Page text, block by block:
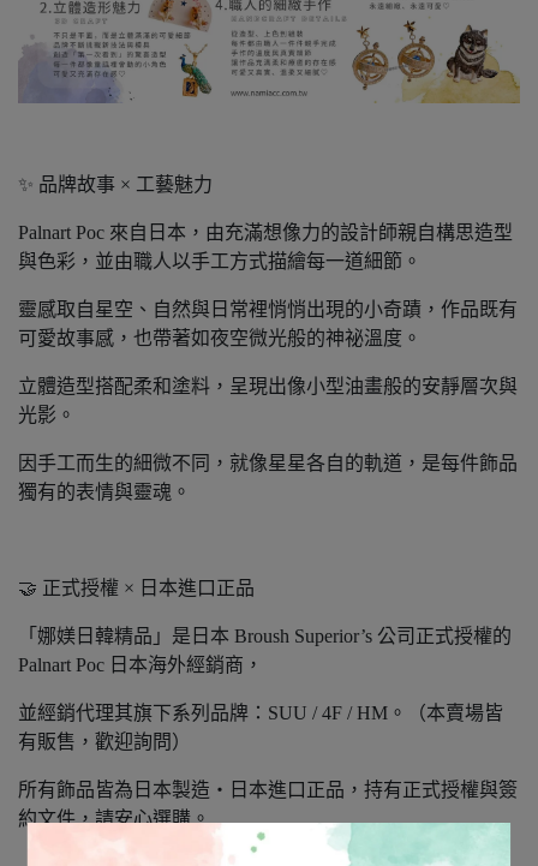
✨ 品牌故事 × 工藝魅力
Palnart Poc 來自日本，由充滿想像力的設計師親自構思造型
與色彩，並由職人以手工方式描繪每一道細節。
靈感取自星空、自然與日常裡悄悄出現的小奇蹟，作品既有
可愛故事感，也帶著如夜空微光般的神祕溫度。
立體造型搭配柔和塗料，呈現出像小型油畫般的安靜層次與
光影。
因手工而生的細微不同，就像星星各自的軌道，是每件飾品
獨有的表情與靈魂。
🤝 正式授權 × 日本進口正品
「娜媄日韓精品」是日本 Broush Superior’s 公司正式授權的
Palnart Poc 日本海外經銷商，
並經銷代理其旗下系列品牌：SUU / 4F / HM。（本賣場皆
有販售，歡迎詢問）
所有飾品皆為日本製造‧日本進口正品，持有正式授權與簽
約文件，請安心選購。